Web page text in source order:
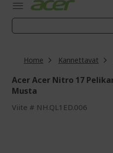
Home Kannettavat
Acer Acer Nitro 17
Musta
Viite NH.QL1ED.006